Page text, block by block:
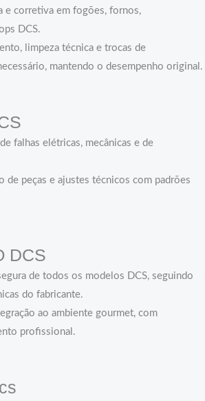
e corretiva em fogões, fornos,
DCS.
limpeza técnica e trocas de
mantendo o desempenho original.
falhas elétricas, mecânicas e de
de peças e ajustes técnicos com padrões
DCS
de todos os modelos DCS, seguindo
do fabricante.
ao ambiente gourmet, com
profissional.